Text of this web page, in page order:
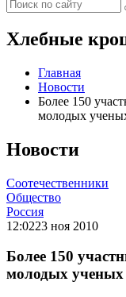
Хлебные
Главная
Новости
Более 150
молодых
Новости
Соотечественники
Общество
Россия
12:0223 ноя 2010
Более 150
молодых ученых